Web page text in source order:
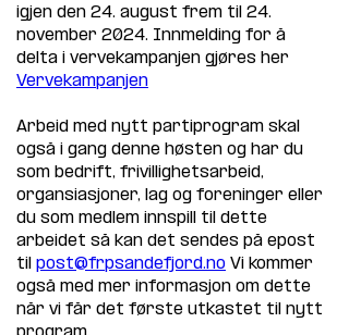
igjen den 24. august frem til 24.
november 2024. Innmelding for å
delta i vervekampanjen gjøres her
Vervekampanjen
Arbeid med nytt partiprogram skal
også i gang denne høsten og har du
som bedrift, frivillighetsarbeid,
organsiasjoner, lag og foreninger eller
du som medlem innspill til dette
arbeidet så kan det sendes på epost
til post@frpsandefjord.no Vi kommer
også med mer informasjon om dette
når vi får det første utkastet til nytt